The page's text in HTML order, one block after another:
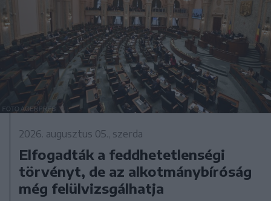
2026. augusztus 05., szerda
Elfogadták a feddhetetlenségi
törvényt, de az alkotmánybíróság
még felülvizsgálhatja